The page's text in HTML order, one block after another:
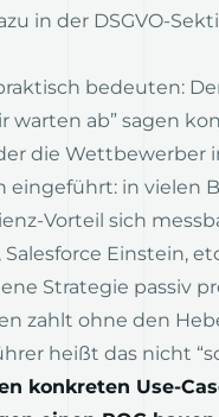
in der DSGVO-
bedeuten:
warten ab” sagen
die Wettbewerber
eingeführt: in vielen
Vorteil sich
Einstein,
Strategie passiv
zahlt ohne den
heißt das nicht
konkreten Use-